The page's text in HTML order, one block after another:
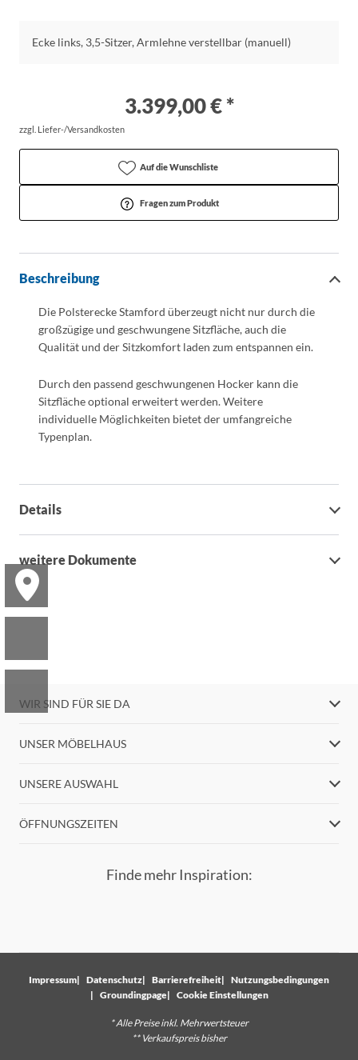
Ecke links, 3,5-Sitzer, Armlehne verstellbar (manuell)
3.399,00 € *
zzgl. Liefer-/Versandkosten
Auf die Wunschliste
Fragen zum Produkt
Beschreibung
Die Polsterecke Stamford überzeugt nicht nur durch die
großzügige und geschwungene Sitzfläche, auch die
Qualität und der Sitzkomfort laden zum entspannen ein.
Durch den passend geschwungenen Hocker kann die
Sitzfläche optional erweitert werden. Weitere
individuelle Möglichkeiten bietet der umfangreiche
Typenplan.
Details
weitere Dokumente
WIR SIND FÜR SIE DA
UNSER MÖBELHAUS
UNSERE AUSWAHL
ÖFFNUNGSZEITEN
Finde mehr Inspiration:
Impressum Datenschutz Barrierefreiheit
Nutzungsbedingungen
Groundingpage
Cookie Einstellungen
* Alle Preise inkl. Mehrwertsteuer
** Verkaufspreis bisher